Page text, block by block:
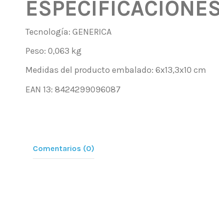
Tecnología: GENERICA
Peso: 0,063 kg
Medidas del producto embalado: 6x13,3x10 cm
EAN 13: 8424299096087
Comentarios (0)